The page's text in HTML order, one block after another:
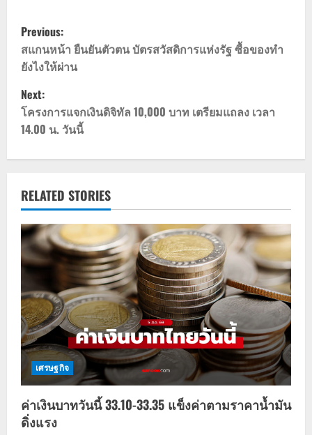
P
o
s
t
n
v
i
g
a
t
i
o
n
Previous:
สแกนหน้า ยืนยันตัวตน บัตรสวัสดิการแห่งรัฐ ซื้อของทำ
ยังไงให้ผ่าน
Next:
โครงการแจกเงินดิจิทัล 10,000 บาท เตรียมแถลง เวลา
14.00 น. วันนี้
RELATED STORIES
เศรษฐกิจ
ค่าเงินบาทวันนี้ 33.10-33.35 แข็งค่าตามราคาน้ำมัน
ดิ่งแรง